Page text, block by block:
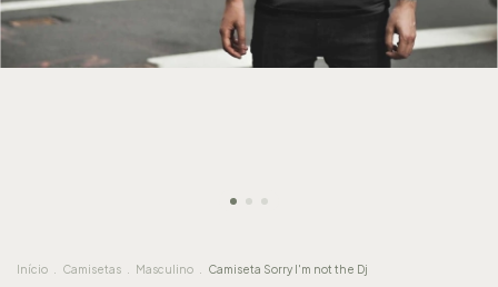
Início Camisetas Masculino Camiseta Sorry I'm not the Dj